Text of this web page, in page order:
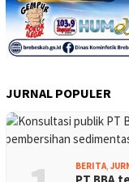
JURNAL POPULER
BERITA
PT BBA